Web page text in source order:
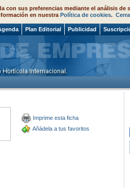
con sus preferencias mediante el análisis de
en nuestra Política de cookies.
Plan Editorial Publicidad
Imprime esta ficha
Añádela a tus favoritos